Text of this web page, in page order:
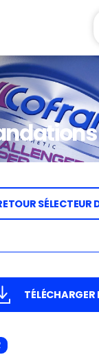
SÉLECTEUR
TÉLÉCHARGER